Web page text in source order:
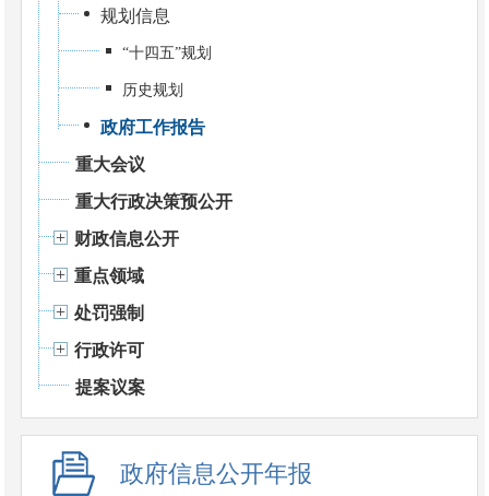
规划信息
“十四五”规划
历史规划
政府工作报告
重大会议
重大行政决策预公开
财政信息公开
重点领域
处罚强制
行政许可
提案议案
政府信息公开年报